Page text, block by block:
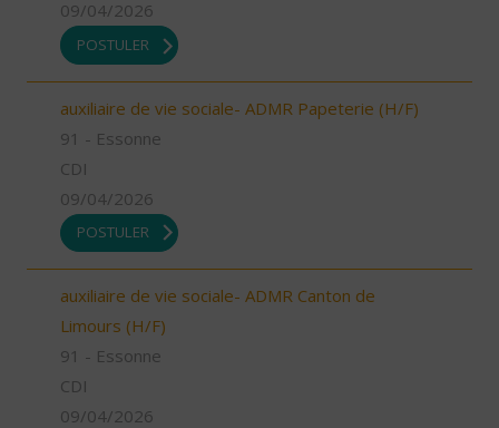
09/04/2026
POSTULER
auxiliaire de vie sociale- ADMR Papeterie (H/F)
91 - Essonne
CDI
09/04/2026
POSTULER
auxiliaire de vie sociale- ADMR Canton de
Limours (H/F)
91 - Essonne
CDI
09/04/2026